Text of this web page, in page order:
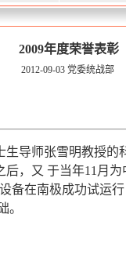
2009年度荣誉表彰
2012-09-03 党委统战部
导师张雪明教授的
，又 于当年11月
备在南极成功试运
。